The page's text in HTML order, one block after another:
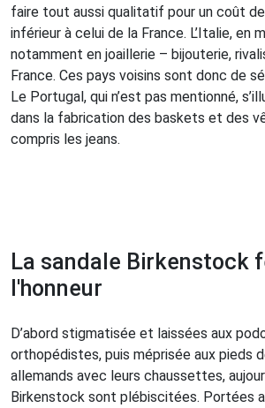
faire tout aussi qualitatif pour un coût de
inférieur à celui de la France. L’Italie, en
notamment en joaillerie – bijouterie,
France. Ces pays voisins sont donc de
Le Portugal, qui n’est pas mentionné,
dans la fabrication des baskets et des
compris les jeans.
La sandale Birkenstock
l'honneur
D’abord stigmatisée et laissées aux
orthopédistes, puis méprisée aux pieds
allemands avec leurs chaussettes,
Birkenstock sont plébiscitées. Portées